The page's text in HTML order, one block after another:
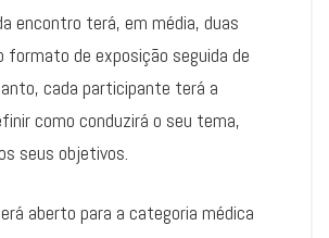
encontro terá, em média, duas
formato de exposição seguida de
cada participante terá a
como conduzirá o seu tema,
seus objetivos.
aberto para a categoria médica